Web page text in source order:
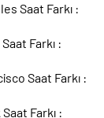
Saat Farkı :
Farkı :
Saat Farkı :
Farkı :